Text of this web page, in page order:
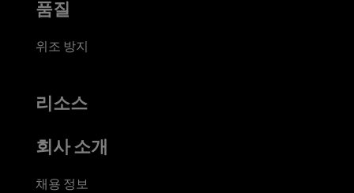
품질
위조 방지
리소스
회사 소개
채용 정보